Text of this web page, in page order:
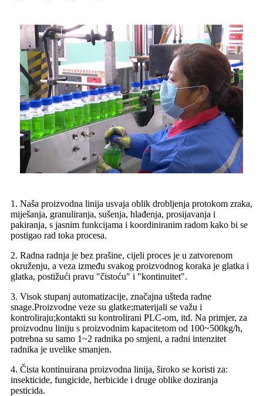
1. Naša proizvodna linija usvaja oblik drobljenja protokom zraka,
miješanja, granuliranja, sušenja, hlađenja, prosijavanja i
pakiranja, s jasnim funkcijama i koordiniranim radom kako bi se
postigao rad toka procesa.
2. Radna radnja je bez prašine, cijeli proces je u zatvorenom
okruženju, a veza između svakog proizvodnog koraka je glatka i
glatka, postižući pravu "čistoću" i "kontinuitet".
3. Visok stupanj automatizacije, značajna ušteda radne
snage.Proizvodne veze su glatke;materijali se važu i
kontroliraju;kontakti su kontrolirani PLC-om, itd. Na primjer, za
proizvodnu liniju s proizvodnim kapacitetom od 100~500kg/h,
potrebna su samo 1~2 radnika po smjeni, a radni intenzitet
radnika je uvelike smanjen.
4. Čista kontinuirana proizvodna linija, široko se koristi za:
insekticide, fungicide, herbicide i druge oblike doziranja
pesticida.